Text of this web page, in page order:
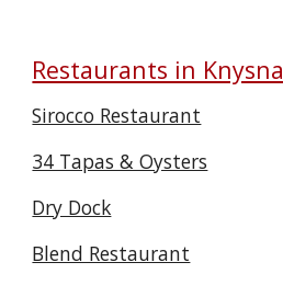
Restaurants in Knysna
Sirocco Restaurant
34 Tapas & Oysters
Dry Dock
Blend Restaurant